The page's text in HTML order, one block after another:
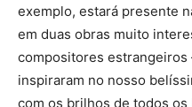
exemplo, estará presente
em duas obras muito
compositores estrangeiros
inspiraram no nosso
com os brilhos de todos os